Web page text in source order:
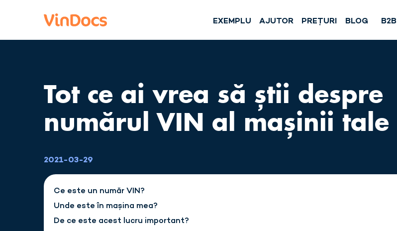
EXEMPLU AJUTOR PREȚURI BLOG B2B
Tot ce ai vrea să știi despre
numărul VIN al mașinii tale
2021-03-29
Ce este un număr VIN?
Unde este în mașina mea?
De ce este acest lucru important?